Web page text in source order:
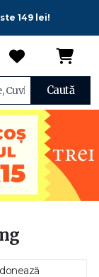
149 lei!
Caută